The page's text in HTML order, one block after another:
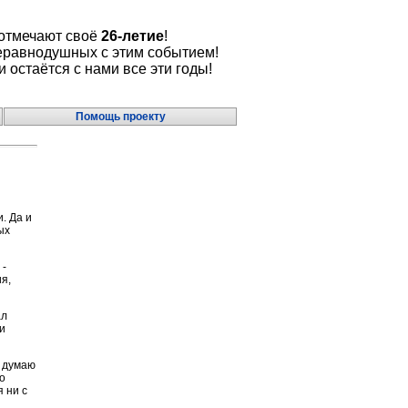
своё 26-летие!
с этим событием!
с нами все эти годы!
Помощь проекту
Да и
-
думаю
ни с